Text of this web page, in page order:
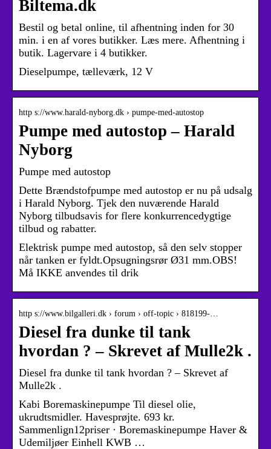
Biltema.dk
Bestil og betal online, til afhentning inden for 30
min. i en af vores butikker. Læs mere. Afhentning i
butik. Lagervare i 4 butikker.
Dieselpumpe, tælleværk, 12 V
http s://www.harald-nyborg.dk › pumpe-med-autostop
Pumpe med autostop – Harald
Nyborg
Pumpe med autostop
Dette Brændstofpumpe med autostop er nu på udsalg
i Harald Nyborg. Tjek den nuværende Harald
Nyborg tilbudsavis for flere konkurrencedygtige
tilbud og rabatter.
Elektrisk pumpe med autostop, så den selv stopper
når tanken er fyldt.Opsugningsrør Ø31 mm.OBS!
Må IKKE anvendes til drik
http s://www.bilgalleri.dk › forum › off-topic › 818199-…
Diesel fra dunke til tank
hvordan ? – Skrevet af Mulle2k .
Diesel fra dunke til tank hvordan ? – Skrevet af
Mulle2k .
Kabi Boremaskinepumpe Til diesel olie,
ukrudtsmidler. Havesprøjte. 693 kr.
Sammenlign12priser · Boremaskinepumpe Haver &
Udemiljøer Einhell KWB …